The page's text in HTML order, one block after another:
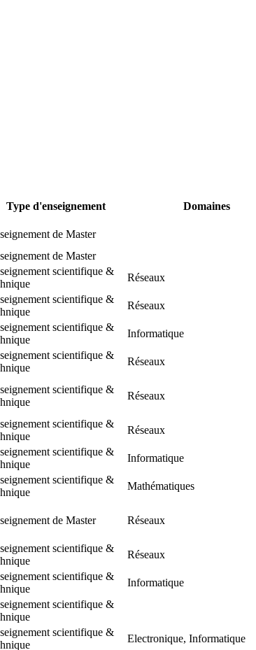
Type d'enseignement Domaines
de Master
de Master
scientifique &
Réseaux
scientifique &
Réseaux
scientifique &
Informatique
scientifique &
Réseaux
scientifique &
Réseaux
scientifique &
Réseaux
scientifique &
Informatique
scientifique &
Mathématiques
de Master Réseaux
scientifique &
Réseaux
scientifique &
Informatique
scientifique &
scientifique &
Electronique, Informatique